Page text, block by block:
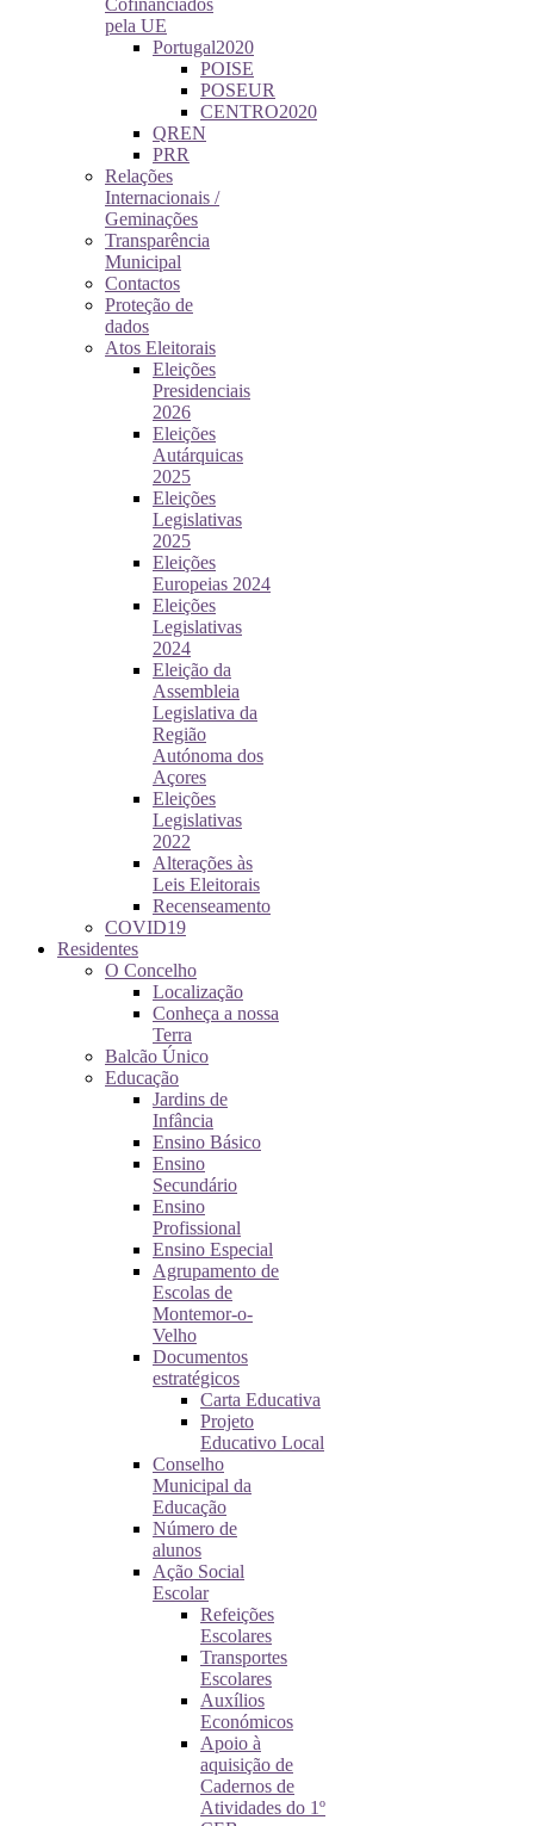
Cofinanciados
pela UE
Portugal2020
POISE
POSEUR
CENTRO2020
QREN
PRR
Relações
Internacionais /
Geminações
Transparência
Municipal
Contactos
Proteção de
dados
Atos Eleitorais
Eleições
Presidenciais
2026
Eleições
Autárquicas
2025
Eleições
Legislativas
2025
Eleições
Europeias 2024
Eleições
Legislativas
2024
Eleição da
Assembleia
Legislativa da
Região
Autónoma dos
Açores
Eleições
Legislativas
2022
Alterações às
Leis Eleitorais
Recenseamento
COVID19
Residentes
O Concelho
Localização
Conheça a nossa
Terra
Balcão Único
Educação
Jardins de
Infância
Ensino Básico
Ensino
Secundário
Ensino
Profissional
Ensino Especial
Agrupamento de
Escolas de
Montemor-o-
Velho
Documentos
estratégicos
Carta Educativa
Projeto
Educativo Local
Conselho
Municipal da
Educação
Número de
alunos
Ação Social
Escolar
Refeições
Escolares
Transportes
Escolares
Auxílios
Económicos
Apoio à
aquisição de
Cadernos de
Atividades do 1º